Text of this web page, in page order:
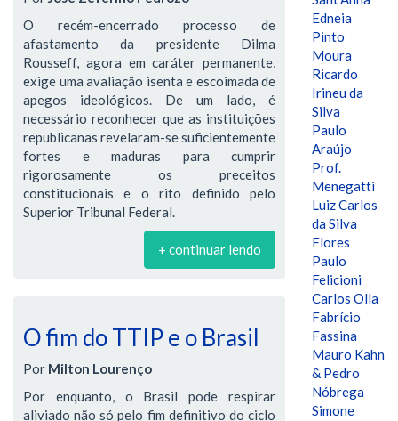
O recém-encerrado processo de
afastamento da presidente Dilma
Rousseff, agora em caráter permanente,
exige uma avaliação isenta e escoimada de
apegos ideológicos. De um lado, é
necessário reconhecer que as instituições
republicanas revelaram-se suficientemente
fortes e maduras para cumprir
rigorosamente os preceitos
constitucionais e o rito definido pelo
Superior Tribunal Federal.
+ continuar lendo
O fim do TTIP e o Brasil
Por Milton Lourenço
Por enquanto, o Brasil pode respirar
aliviado não só pelo fim definitivo do ciclo
Edneia
Pinto
Moura
Ricardo
Irineu da
Silva
Paulo
Araújo
Prof.
Menegatti
Luiz Carlos
da Silva
Flores
Paulo
Felicioni
Carlos Olla
Fabrício
Fassina
Mauro Kahn
& Pedro
Nóbrega
Simone